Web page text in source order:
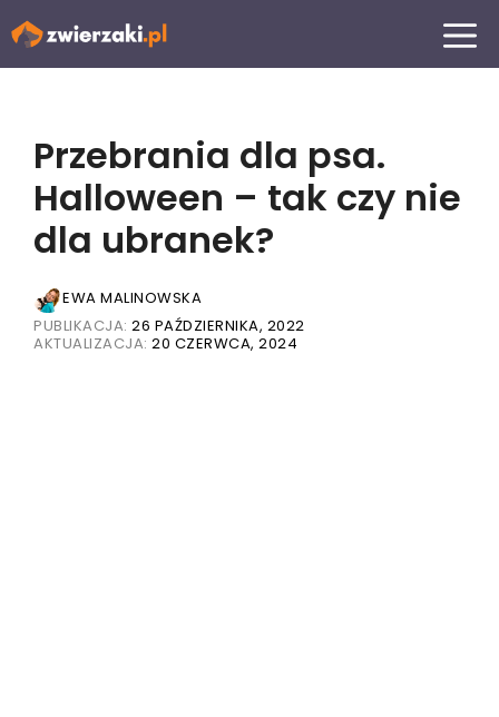
Przejdź
MENU
Przebrania dla psa.
Halloween – tak czy nie
dla ubranek?
EWA MALINOWSKA
PUBLIKACJA: 26 PAŹDZIERNIKA, 2022
AKTUALIZACJA: 20 CZERWCA, 2024